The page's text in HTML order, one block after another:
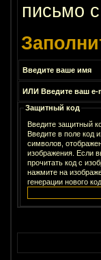
письмо
Введите ваше имя
ИЛИ Введите ваш e-
Защитный код
Введите защитный
Введите в поле код
символов,
изображения. Если
прочитать код с
нажмите на
генерации нового